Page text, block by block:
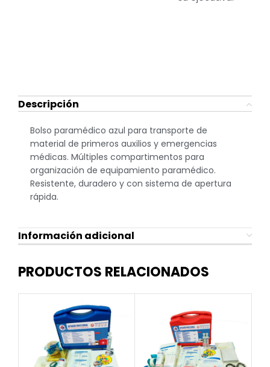
Descripción
Bolso paramédico azul para transporte de
material de primeros auxilios y emergencias
médicas. Múltiples compartimentos para
organización de equipamiento paramédico.
Resistente, duradero y con sistema de apertura
rápida.
Información adicional
PRODUCTOS RELACIONADOS